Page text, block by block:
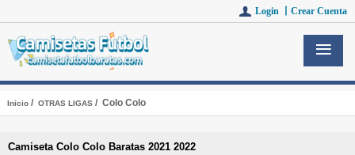
Login 丨 Crear Cuenta
Inicio/ OTRAS LIGAS/ Colo Colo
Camiseta Colo Colo Baratas 2021 2022